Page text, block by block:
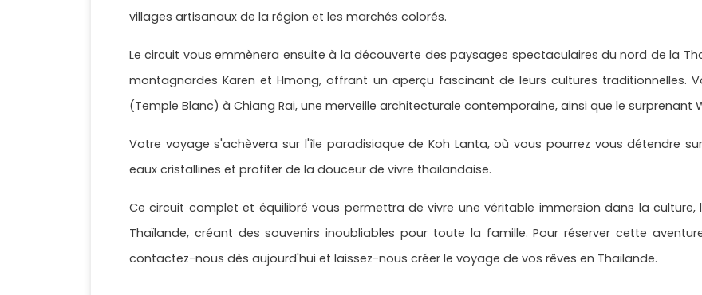
villages artisanaux de la région et les marchés colorés.
Le circuit vous emmènera ensuite à la découverte des paysages spectaculaires du nord de la
montagnardes Karen et Hmong, offrant un aperçu fascinant de leurs cultures traditionnelles.
(Temple Blanc) à Chiang Rai, une merveille architecturale contemporaine, ainsi que le surprenant
Votre voyage s'achèvera sur l'île paradisiaque de Koh Lanta, où vous pourrez vous détendre
eaux cristallines et profiter de la douceur de vivre thaïlandaise.
Ce circuit complet et équilibré vous permettra de vivre une véritable immersion dans la
Thaïlande, créant des souvenirs inoubliables pour toute la famille. Pour réserver cette
contactez-nous dès aujourd'hui et laissez-nous créer le voyage de vos rêves en Thaïlande.